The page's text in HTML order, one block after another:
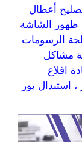
أعطال
ظهور الشاشة
الرسومات
مشاكل
اقلاع
استبدال بور